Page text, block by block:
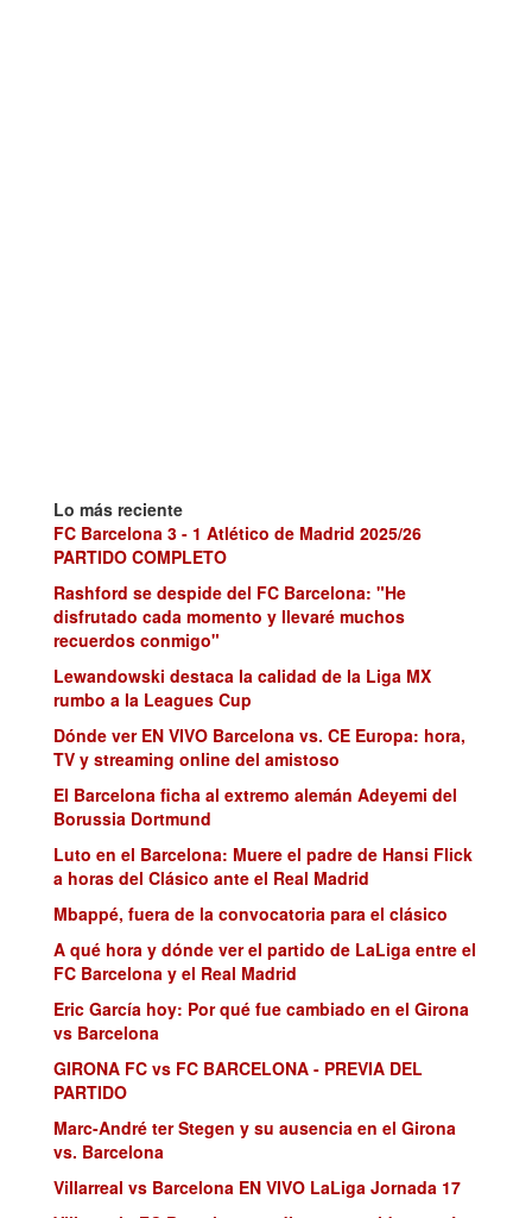
Lo más reciente
FC Barcelona 3 - 1 Atlético de Madrid 2025/26
PARTIDO COMPLETO
Rashford se despide del FC Barcelona: "He
disfrutado cada momento y llevaré muchos
recuerdos conmigo"
Lewandowski destaca la calidad de la Liga MX
rumbo a la Leagues Cup
Dónde ver EN VIVO Barcelona vs. CE Europa: hora,
TV y streaming online del amistoso
El Barcelona ficha al extremo alemán Adeyemi del
Borussia Dortmund
Luto en el Barcelona: Muere el padre de Hansi Flick
a horas del Clásico ante el Real Madrid
Mbappé, fuera de la convocatoria para el clásico
A qué hora y dónde ver el partido de LaLiga entre el
FC Barcelona y el Real Madrid
Eric García hoy: Por qué fue cambiado en el Girona
vs Barcelona
GIRONA FC vs FC BARCELONA - PREVIA DEL
PARTIDO
Marc-André ter Stegen y su ausencia en el Girona
vs. Barcelona
Villarreal vs Barcelona EN VIVO LaLiga Jornada 17